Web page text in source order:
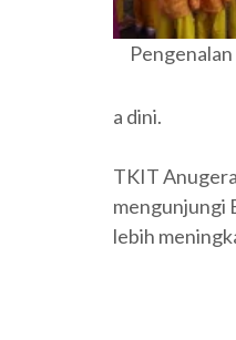
Pengenalan
a dini.
TKIT
mengunjungi
lebih